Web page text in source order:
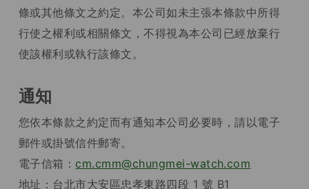
條或其他條文之約定。本公司如未主張本條款中所得
行使之權利或相關條文，不得視為本公司已經放棄行
使該權利或執行該條文。
通知
您依本條款之約定而有通知本公司必要時，請以電子
郵件或掛號信件郵寄。
電子信箱： cm.cmm@chungmei-watch.com
地址：台北市大安區忠孝東路四段 1 號 B1